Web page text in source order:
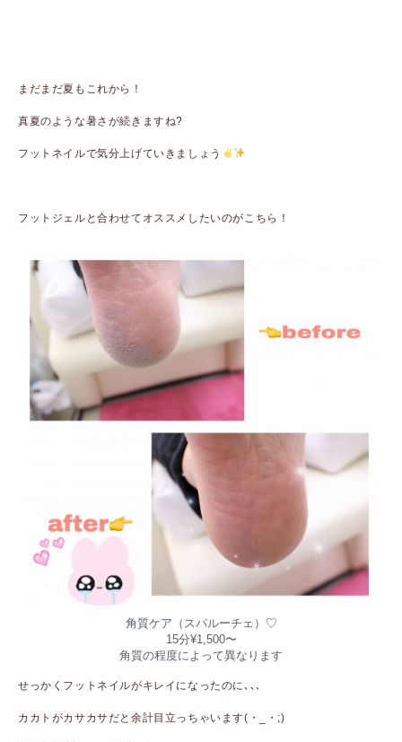
まだまだ夏もこれから！
真夏のような暑さが続きますね?
フットネイルで気分上げていきましょう
フットジェルと合わせてオススメしたいのがこちら！
角質ケア（スパルーチェ）♡
15分¥1,500〜
角質の程度によって異なります
せっかくフットネイルがキレイになったのに､､､
カカトがカサカサだと余計目立っちゃいます(・_・;)